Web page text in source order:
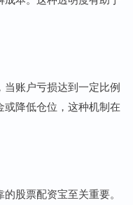
账户亏损达到一定比例
降低仓位，这种机制在
股票配资宝至关重要。